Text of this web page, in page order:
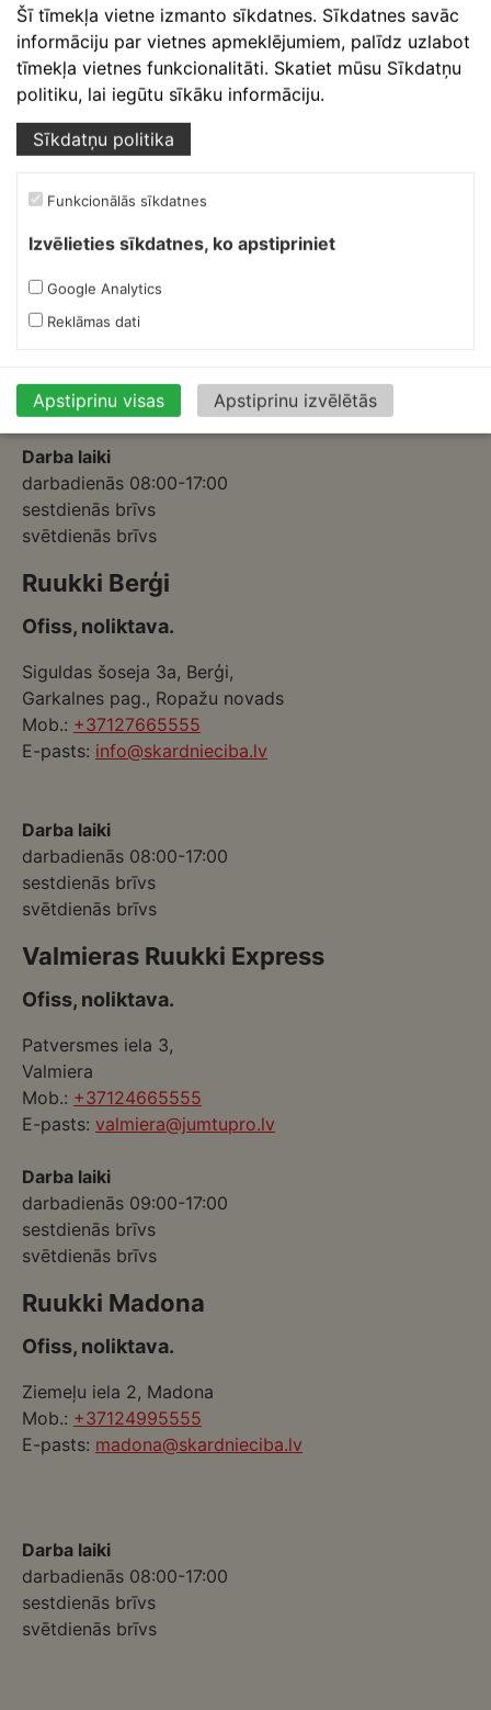
L-2000
Skārdnieks M
Ofiss, ražošana, noliktava.
Izmēģinātāju iela 1a,
Priekuļi, Cēsu novads.
E-pasts:skardnieksm@skardnieciba.lv
Darba laiki
darbadienās 08:00-17:00
sestdienās brīvs
svētdienās brīvs
Ruukki Berģi
Ofiss, noliktava.
Siguldas šoseja 3a, Berģi,
Garkalnes pag., Ropažu novads
Mob.: +37127665555
E-pasts: info@skardnieciba.lv
Darba laiki
darbadienās 08:00-17:00
sestdienās brīvs
svētdienās brīvs
Valmieras Ruukki Express
Ofiss, noliktava.
Patversmes iela 3,
Valmiera
Mob.: +37124665555
E-pasts: valmiera@jumtupro.lv
Darba laiki
darbadienās 09:00-17:00
sestdienās brīvs
svētdienās brīvs
Ruukki Madona
Ofiss, noliktava.
Ziemeļu iela 2, Madona
Mob.: +37124995555
E-pasts: madona@skardnieciba.lv
Darba laiki
darbadienās 08:00-17:00
sestdienās brīvs
svētdienās brīvs
Šī tīmekļa vietne izmanto sīkdatnes. Sīkdatnes savāc
informāciju par vietnes apmeklējumiem, palīdz uzlabot
tīmekļa vietnes funkcionalitāti. Skatiet mūsu Sīkdatņu
politiku, lai iegūtu sīkāku informāciju.
Sīkdatņu politika
Funkcionālās sīkdatnes
Izvēlieties sīkdatnes, ko apstipriniet
Google Analytics
Reklāmas dati
Apstiprinu visas Apstiprinu izvēlētās